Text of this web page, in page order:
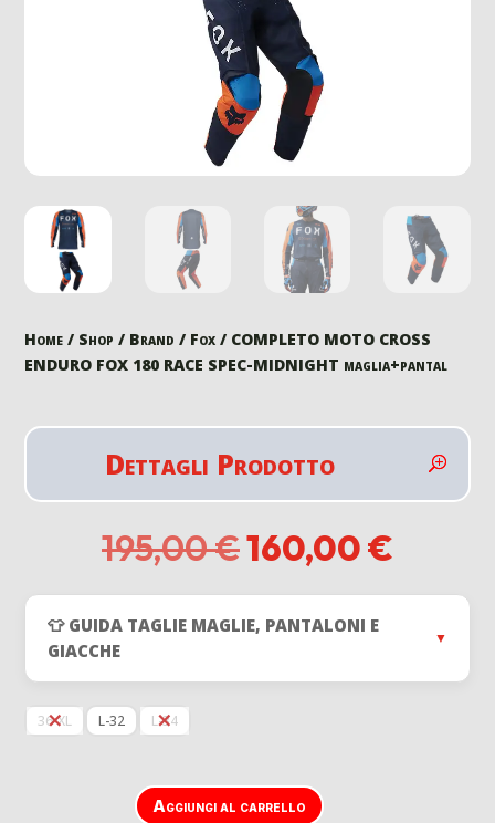
Home / Shop / Brand / Fox / COMPLETO MOTO CROSS
ENDURO FOX 180 RACE SPEC-MIDNIGHT maglia+pantal
Dettagli Prodotto
195,00€Il
prezzo
originale
era:
195,00 €.
160,00€
👕 GUIDA TAGLIE MAGLIE, PANTALONI E
GIACCHE
▼
36-XL L-32 L-34
Aggiungi al carrello